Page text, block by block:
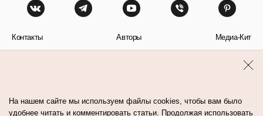
Контакты Авторы Медиа-Кит
На нашем сайте мы используем файлы cookies, чтобы вам было
удобнее читать и комментировать статьи. Продолжая использовать